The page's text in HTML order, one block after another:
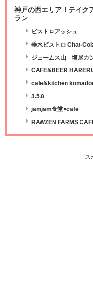
神戸の西エリア！テイク
ラン
ビストロアッシュ
垂水ビストロ Chat-
ジェームス山 塩屋カ
CAFE&BEER
cafe&kitchen
3.5.8
jamjam食堂×cafe
RAWZEN FARMS
ス